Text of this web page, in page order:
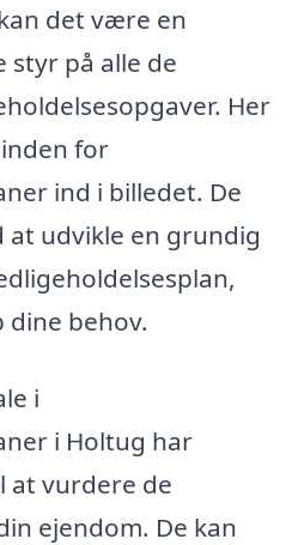
det være en
på alle de
Her
for
ind i billedet. De
udvikle en grundig
dine behov.
i
i Holtug har
at vurdere de
ejendom. De kan